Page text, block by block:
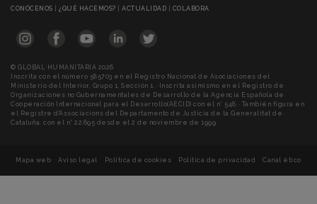
CONÓCENOS (CURRENT)
¿QUÉ HACEMOS? (CURRENT)
ACTUALIDAD (CURRENT)
COLABORA(CURRENT)
© GLOBAL HUMANITARIA 2026
Inscrita con el número 585703 en el Registro Nacional de Asociaciones del
Ministerio del Interior, Grupo 1, Sección 1. · Inscrita asimismo en el Registro de
Organizaciones no Gubernamentales de Desarrollo de la Agencia Española de
Cooperación Internacional para el Desarrollo(AECID) con el n° 548. · También figura en
el Registre d'Associacions del Departamento de Justicia de la Generalitat de
Cataluña, con el n° 22.695 desde el 2 de noviembre de 1999.
Mapa web Aviso legal Política de cookies Política de privacidad Canal ético